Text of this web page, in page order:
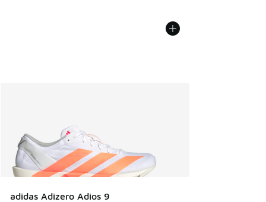
adidas Adizero Adios 9